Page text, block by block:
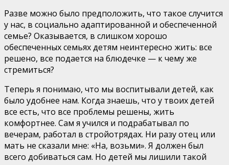
Разве можно было предположить, что такое случится
у нас, в социально адаптированной и обеспеченной
семье? Оказывается, в слишком хорошо
обеспеченных семьях детям неинтересно жить: все
решено, все подается на блюдечке — к чему же
стремиться?
Теперь я понимаю, что мы воспитывали детей, как
было удобнее нам. Когда знаешь, что у твоих детей
все есть, что все проблемы решены, жить
комфортнее. Сам я учился и подрабатывал по
вечерам, работал в стройотрядах. Ни разу отец или
мать не сказали мне: «На, возьми». Я должен был
всего добиваться сам. Но детей мы лишили такой